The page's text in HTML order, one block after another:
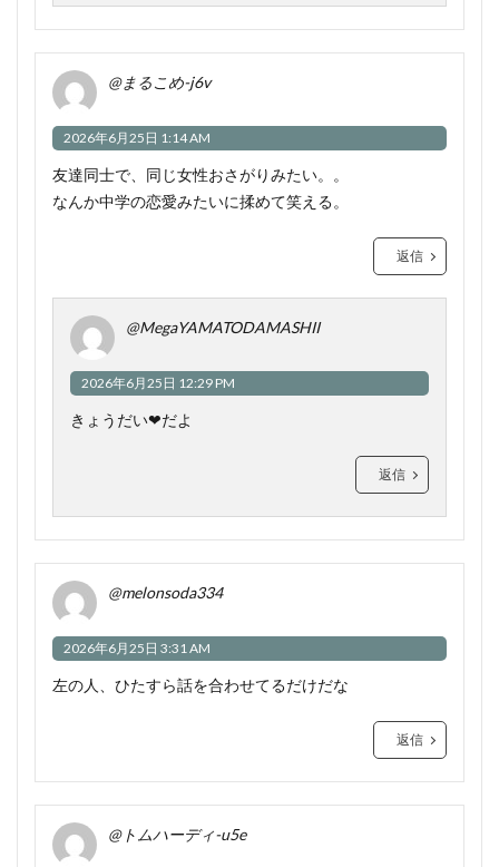
@まるこめ-j6v
2026年6月25日 1:14 AM
友達同士で、同じ女性おさがりみたい。。
なんか中学の恋愛みたいに揉めて笑える。
返信
@MegaYAMATODAMASHII
2026年6月25日 12:29 PM
きょうだい❤だよ
返信
@melonsoda334
2026年6月25日 3:31 AM
左の人、ひたすら話を合わせてるだけだな
返信
@トムハーディ-u5e